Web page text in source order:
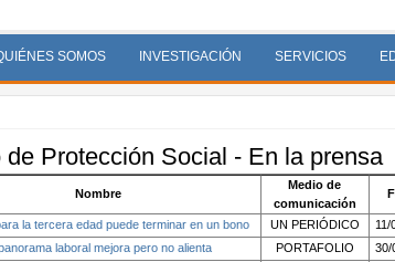
SOMOS INVESTIGACIÓN SERVICIOS
de Protección Social - En la prensa
Nombre
Medio de
comunicación
la tercera edad puede terminar en un bono UN PERIÓDICO 11/
laboral mejora pero no alienta
PORTAFOLIO 30/